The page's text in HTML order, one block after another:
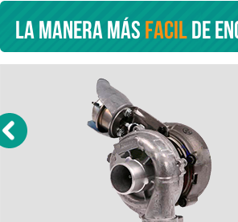
La manera másfacilde